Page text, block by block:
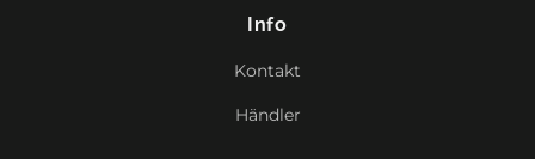
Info
Kontakt
Händler